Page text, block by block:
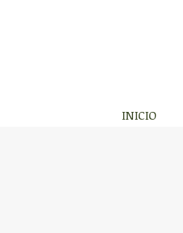
INICIO